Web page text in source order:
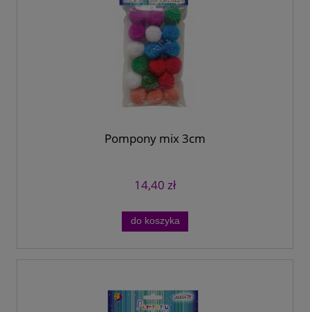
Pompony mix 3cm
14,40 zł
do koszyka